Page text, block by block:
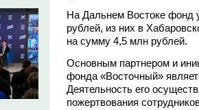
На Дальнем Востоке фонд
рублей, из них в
на сумму 4,5 млн рублей.
Основным партнером и
фонда «Восточный»
Деятельность его
пожертвования